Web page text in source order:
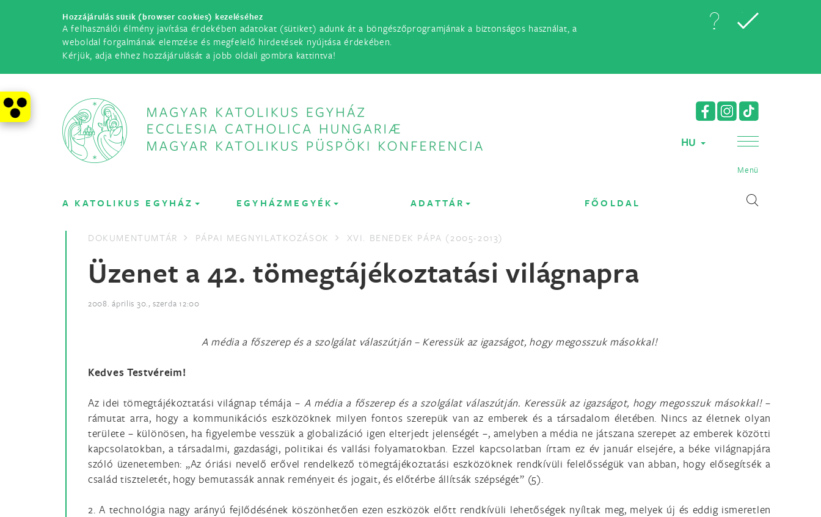
Hozzájárulás sütik (browser cookies) kezeléséhez
A felhasználói élmény javítása érdekében adatokat (sütiket) adunk át a böngészőprogramjának a biztonságos használat, a
weboldal forgalmának elemzése és megfelelő hirdetések nyújtása érdekében.
Kérjük, adja ehhez hozzájárulását a jobb oldali gombra kattintva!
HU
Menü
A KATOLIKUS EGYHÁZ EGYHÁZMEGYÉK ADATTÁR FŐOLDAL
DOKUMENTUMTÁR PÁPAI MEGNYILATKOZÁSOK XVI. BENEDEK PÁPA (2005-2013)
Üzenet a 42. tömegtájékoztatási világnapra
2008. április 30., szerda 12:00
A média a főszerep és a szolgálat válaszútján – Keressük az igazságot, hogy megosszuk másokkal!
Kedves Testvéreim!
Az idei tömegtájékoztatási világnap témája – A média a főszerep és a szolgálat válaszútján. Keressük az igazságot, hogy megosszuk másokkal!–
rámutat arra, hogy a kommunikációs eszközöknek milyen fontos szerepük van az emberek és a társadalom életében. Nincs az életnek olyan
területe – különösen, ha figyelembe vesszük a globalizáció igen elterjedt jelenségét –, amelyben a média ne játszana szerepet az emberek közötti
kapcsolatokban, a társadalmi, gazdasági, politikai és vallási folyamatokban. Ezzel kapcsolatban írtam ez év január elsejére, a béke világnapjára
szóló üzenetemben: „Az óriási nevelő erővel rendelkező tömegtájékoztatási eszközöknek rendkívüli felelősségük van abban, hogy elősegítsék a
család tiszteletét, hogy bemutassák annak reményeit és jogait, és előtérbe állítsák szépségét” (5).
2. A technológia nagy arányú fejlődésének köszönhetően ezen eszközök előtt rendkívüli lehetőségek nyíltak meg, melyek új és eddig ismeretlen